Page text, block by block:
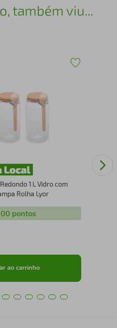
também viu...
1 L Vidro com
Rolha Lyor
pontos
ao carrinho